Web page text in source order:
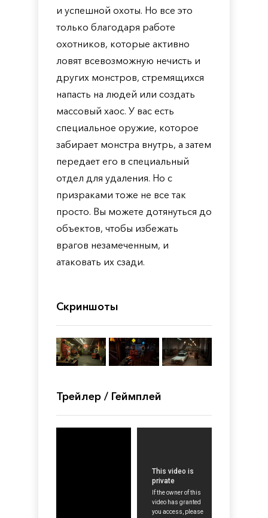
и успешной охоты. Но все это
только благодаря работе
охотников, которые активно
ловят всевозможную нечисть и
других монстров, стремящихся
напасть на людей или создать
массовый хаос. У вас есть
специальное оружие, которое
забирает монстра внутрь, а затем
передает его в специальный
отдел для удаления. Но с
призраками тоже не все так
просто. Вы можете дотянуться до
объектов, чтобы избежать
врагов незамеченным, и
атаковать их сзади.
Скриншоты
Трейлер / Геймплей